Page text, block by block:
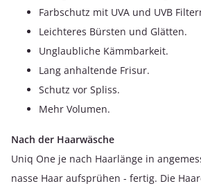
Farbschutz mit UVA und UVB
Leichteres Bürsten und Glätten.
Unglaubliche Kämmbarkeit.
Lang anhaltende Frisur.
Schutz vor Spliss.
Mehr Volumen.
Nach der Haarwäsche
Uniq One je nach Haarlänge in
nasse Haar aufsprühen - fertig. Die